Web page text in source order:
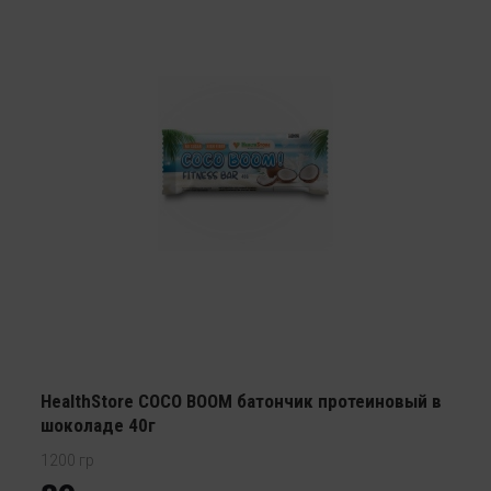
HealthStore COCO BOOM батончик протеиновый в
шоколаде 40г
1200 гр